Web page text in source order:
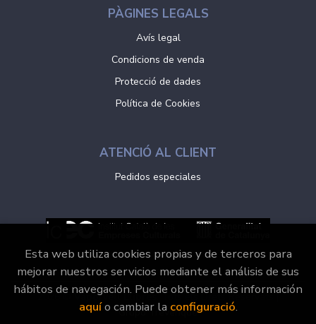
PÀGINES LEGALS
Avís legal
Condicions de venda
Protecció de dades
Política de Cookies
ATENCIÓ AL CLIENT
Pedidos especiales
2026 © Vaporvell Llibres. Tots els Drets Reservats |
Grupo Trevenque
Esta web utiliza cookies propias y de terceros para
mejorar nuestros servicios mediante el análisis de sus
hábitos de navegación. Puede obtener más información
aquío cambiar la configuració.